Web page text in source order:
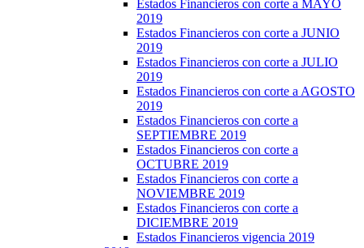
Estados Financieros con corte a MAYO
2019
Estados Financieros con corte a JUNIO
2019
Estados Financieros con corte a JULIO
2019
Estados Financieros con corte a AGOSTO
2019
Estados Financieros con corte a
SEPTIEMBRE 2019
Estados Financieros con corte a
OCTUBRE 2019
Estados Financieros con corte a
NOVIEMBRE 2019
Estados Financieros con corte a
DICIEMBRE 2019
Estados Financieros vigencia 2019